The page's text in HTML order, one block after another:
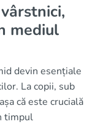
mediul
devin esențiale
La copii, sub
că este crucială
timpul